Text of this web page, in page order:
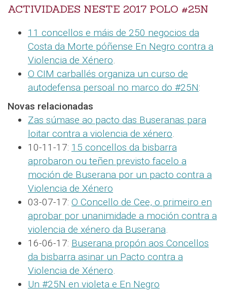
ACTIVIDADES NESTE 2017 POLO #25N
11 concellos e máis de 250 negocios da
Costa da Morte póñense En Negro contra a
Violencia de Xénero.
O CIM carballés organiza un curso de
autodefensa persoal no marco do #25N:
Novas relacionadas
Zas súmase ao pacto das Buseranas para
loitar contra a violencia de xénero.
10-11-17: 15 concellos da bisbarra
aprobaron ou teñen previsto facelo a
moción de Buserana por un pacto contra a
Violencia de Xénero
03-07-17: O Concello de Cee, o primeiro en
aprobar por unanimidade a moción contra a
violencia de xénero da Buserana.
16-06-17: Buserana propón aos Concellos
da bisbarra asinar un Pacto contra a
Violencia de Xénero.
Un #25N en violeta e En Negro